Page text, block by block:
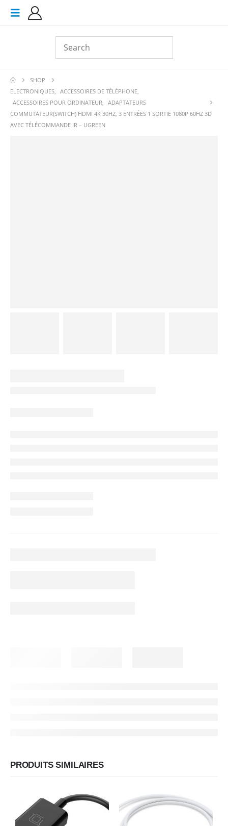
SHOP
ELECTRONIQUES, ACCESSOIRES DE TÉLÉPHONE,
ACCESSOIRES POUR ORDINATEUR, ADAPTATEURS
COMMUTATEUR(SWITCH) HDMI 4K 30HZ, 3 ENTRÉES 1 SORTIE 1080P 60HZ 3D
AVEC TÉLÉCOMMANDE IR – UGREEN
PRODUITS SIMILAIRES